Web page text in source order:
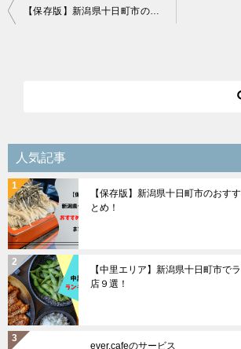
投
シ
ョ
ン
【保存版】新潟県十日町市の洋食屋まとめ！
人気記事
【保存版】新潟県十日町市のおす
とめ！
【中里エリア】新潟県十日町市で
店９選！
ever.cafeのサービス